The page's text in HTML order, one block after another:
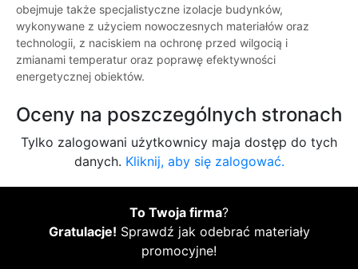
obejmuje także specjalistyczne izolacje budynków,
wykonywane z użyciem nowoczesnych materiałów oraz
technologii, z naciskiem na ochronę przed wilgocią i
zmianami temperatur oraz poprawę efektywności
energetycznej obiektów.
Oceny na poszczególnych stronach
Tylko zalogowani użytkownicy maja dostęp do tych
danych. Kliknij, aby się zalogować.
To Twoja firma?
Gratulacje! Sprawdź jak odebrać materiały
promocyjne!